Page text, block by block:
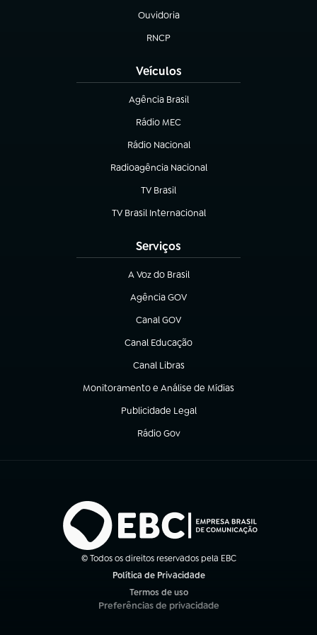
Ouvidoria
(abre em nova aba)
RNCP
(abre em nova aba)
Veículos
Agência Brasil
(abre em nova aba)
Rádio MEC
(abre em nova aba)
Rádio Nacional
Radioagência Nacional
(abre em nova aba)
TV Brasil
(abre em nova aba)
TV Brasil Internacional
(abre em nova aba)
Serviços
A Voz do Brasil
(abre em nova aba)
Agência GOV
(abre em nova aba)
Canal GOV
(abre em nova aba)
Canal Educação
(abre em nova aba)
Canal Libras
(abre em nova aba)
Monitoramento e Análise de Mídias
(abre em nova aba)
Publicidade Legal
(abre em nova aba)
Rádio Gov
(abre em nova aba)
© Todos os direitos reservados pela EBC
Política de Privacidade
Termos de uso
(abre em nova aba)
Preferências de privacidade